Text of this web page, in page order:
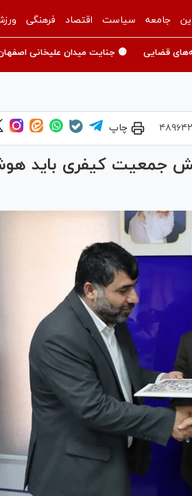
جامعه سیاست اقتصاد فرهنگی
قضایی 🟡 جنایت میدان علیخانی
چاپ
جمعیت کیفری باید